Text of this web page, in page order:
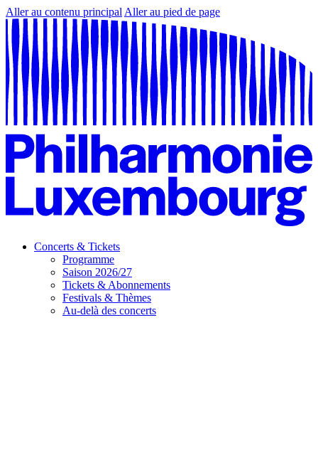
Aller au contenu principal Aller au pied de page
Concerts & Tickets
Programme
Saison 2026/27
Tickets & Abonnements
Festivals & Thèmes
Au-delà des concerts